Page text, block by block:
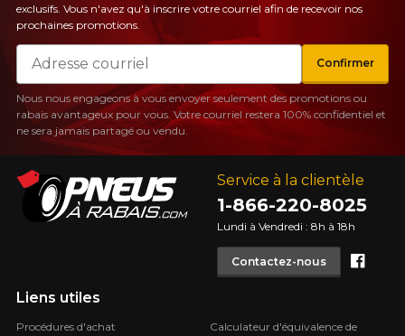
Service à la clientèle
1-866-220-8025
Lundi à Vendredi : 8h à 18h
Contactez-nous
Liens utiles
Procédures d'achat Calculateur d'équivalence de
exclusifs. Vous n'avez qu'à inscrire votre courriel afin de recevoir nos
prochaines promotions.
Courriel
Confirmer
Nous nous engageons à vous envoyer seulement des promotions ou
rabais avantageux pour vous. Votre courriel restera 100% confidentiel et
ne sera jamais partagé ou vendu.